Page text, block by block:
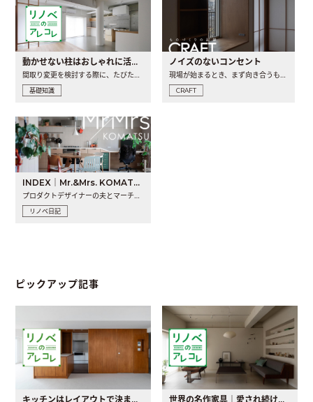
動かせない柱はおしゃれに活用！柱を魅せるリノベーション(リノベ)4選
間取り変更を検討する際に、たびたび皆さんの頭を悩ませる動か..
基礎知識
ノイズのないコンセント
現場が始まるとき、まず向き合うものの一つがコンセントです..
CRAFT
INDEX｜Mr.&Mrs. KOMATSU renovation diary
プロダクトデザイナーの夫とマーチャンダイザーの妻が、夫婦で..
リノベ日記
ピックアップ記事
キッチンはレイアウトで決まる。後悔しないための考え方と選び方 世界の名作家具｜愛され続ける理由と一生モノとの出会い方